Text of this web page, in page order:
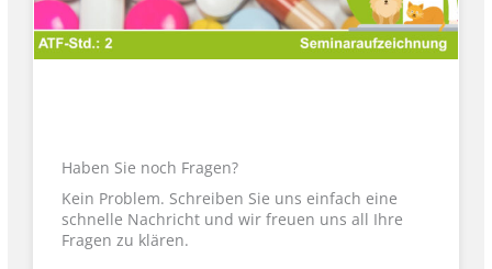
Haben Sie noch Fragen?
Kein Problem. Schreiben Sie uns einfach eine
schnelle Nachricht und wir freuen uns all Ihre
Fragen zu klären.